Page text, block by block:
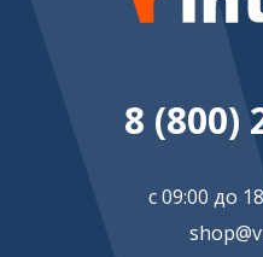
8 (800)
с 09:00 до